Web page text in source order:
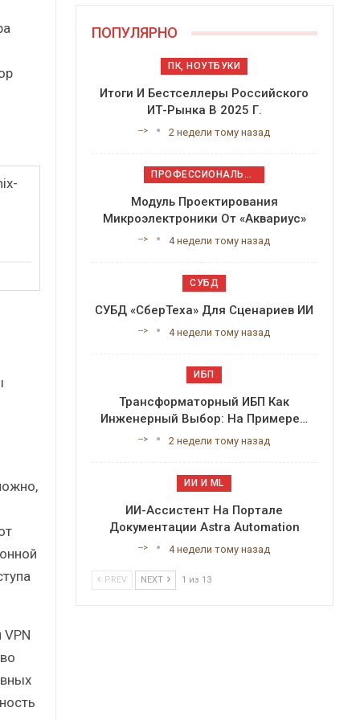
ПОПУЛЯРНО
ПК, НОУТБУКИ
Итоги И Бестселлеры Российского
ИТ-Рынка В 2025 Г.
--> 2 недели тому назад
ПРОФЕССИОНАЛЬНОЕ ПРИКЛАДНОЕ ПО
Модуль Проектирования
Микроэлектроники От «Аквариус»
--> 4 недели тому назад
СУБД
СУБД «СберТеха» Для Сценариев ИИ
--> 4 недели тому назад
ИБП
Трансформаторный ИБП Как
Инженерный Выбор: На Примере…
--> 2 недели тому назад
ИИ И ML
ИИ-Ассистент На Портале
Документации Astra Automation
--> 4 недели тому назад
PREV NEXT 1 из 13